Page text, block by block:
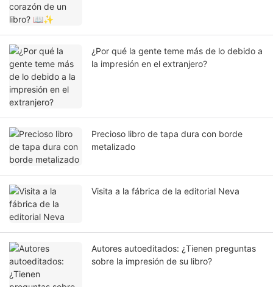
¿Por qué la gente teme más de lo debido a
la impresión en el extranjero?
Precioso libro de tapa dura con borde
metalizado
Visita a la fábrica de la editorial Neva
Autores autoeditados: ¿Tienen preguntas
sobre la impresión de su libro?